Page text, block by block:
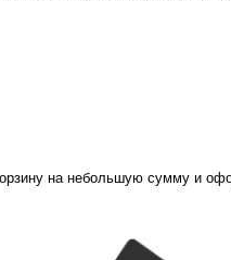
на небольшую сумму и